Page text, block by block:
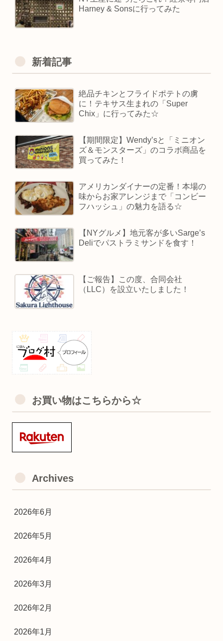
Harney & Sonsに行ってみた
新着記事
絶品チキンとフライドポテトの虜
に！テキサス生まれの「Super
Chix」に行ってみた☆
【期間限定】Wendy’sと「ミニオン
ズ＆モンスターズ」のコラボ商品を
買ってみた！
アメリカンダイナーの定番！本場の
味からお家アレンジまで「コンビー
フハッシュ」の魅力を語る☆
【NYグルメ】地元客が多いSarge’s
Deliでパストラミサンドを食す！
【ご報告】この度、合同会社
（LLC）を設立いたしました！
お買い物はこちらから☆
Archives
2026年6月
2026年5月
2026年4月
2026年3月
2026年2月
2026年1月